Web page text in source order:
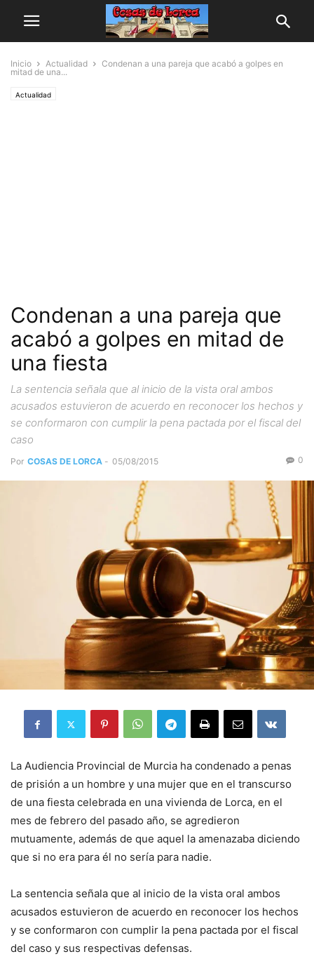
Inicio Actualidad
Condenan a una pareja que acabó a golpes en
mitad de una...
Actualidad
Condenan a una pareja que
acabó a golpes en mitad de
una fiesta
La sentencia señala que al inicio de la vista oral ambos
acusados estuvieron de acuerdo en reconocer los hechos y
se conformaron con cumplir la pena pactada por el fiscal del
caso
Por COSAS DE LORCA - 05/08/2015 0
La Audiencia Provincial de Murcia ha condenado a penas
de prisión a un hombre y una mujer que en el transcurso
de una fiesta celebrada en una vivienda de Lorca, en el
mes de febrero del pasado año, se agredieron
mutuamente, además de que aquel la amenazaba diciendo
que si no era para él no sería para nadie.
La sentencia señala que al inicio de la vista oral ambos
acusados estuvieron de acuerdo en reconocer los hechos
y se conformaron con cumplir la pena pactada por el fiscal
del caso y sus respectivas defensas.